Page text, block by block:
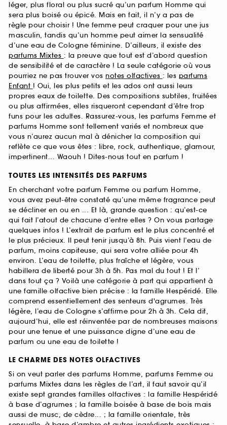
léger, plus floral ou plus sucré qu’un parfum Homme qui
sera plus boisé ou épicé. Mais en fait, il n’y a pas de
règle pour choisir ! Une femme peut craquer pour une jus
masculin, tandis qu’un homme peut aimer la sensualité
d’une eau de Cologne féminine. D’ailleurs, il existe des
parfums Mixtes : la preuve que tout est d’abord question
de sensibilité et de caractère ! La seule catégorie où vous
pourriez ne pas trouver vos notes olfactives : les parfums
Enfant ! Oui, les plus petits et les ados ont aussi leurs
propres eaux de toilette. Des compositions subtiles, fruitées
ou plus affirmées, elles risqueront cependant d’être trop
funs pour les adultes. Rassurez-vous, les parfums Femme et
parfums Homme sont tellement variés et nombreux que
vous n’aurez aucun mal à dénicher la composition qui
reflète ce que vous êtes : libre, rock, authentique, glamour,
impertinent... Waouh ! Dites-nous tout en parfum !
TOUTES LES INTENSITÉS DES PARFUMS
En cherchant votre parfum Femme ou parfum Homme,
vous avez peut-être constaté qu’une même fragrance peut
se décliner en ou en ... Et là, grande question : qu’est-ce
qui fait l’atout de chacune d’entre elles ? On vous partage
quelques infos ! L’extrait de parfum est le plus concentré et
le plus précieux. Il peut tenir jusqu’à 8h. Puis vient l’eau de
parfum, moins capiteuse, qui sera votre alliée pour 4h
environ. L’eau de toilette, plus fraîche et légère, vous
habillera de liberté pour 3h à 5h. Pas mal du tout ! Et l’
dans tout ça ? Voilà une catégorie à part qui appartient à
une famille olfactive bien précise : la famille Hespéridé. Elle
comprend essentiellement des senteurs d'agrumes. Très
légère, l’eau de Cologne s’affirme pour 2h à 3h. Cela dit,
aujourd’hui, elle est réinventée par de nombreuses maisons
pour une tenue et une puissance digne d’une eau de
parfum ou une eau de toilette !
LE CHARME DES NOTES OLFACTIVES
Si on veut parler des parfums Homme, parfums Femme ou
parfums Mixtes dans les règles de l’art, il faut savoir qu’il
existe sept grandes familles olfactives : la famille Hespéridé
à base d’agrumes ; la famille boisée à base de bois mais
aussi de musc, de cèdre... ; la famille orientale, très